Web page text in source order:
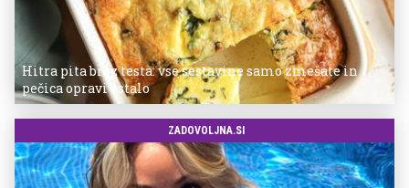
Hitra pita brez testa: vse sestavine samo zmešate in
pečica opravi ostalo
ZADOVOLJNA.SI